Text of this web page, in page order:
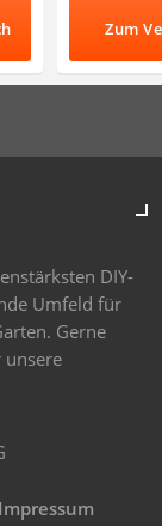
Zum
DIY-
Umfeld für
Gerne
unsere
Impressum